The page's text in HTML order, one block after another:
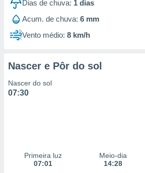
Dias de chuva: 1 dias
Acum. de chuva: 6 mm
Vento médio: 8 km/h
Nascer e Pôr do sol
Nascer do sol
07:30
Primeira luz
07:01
Meio-dia
14:28